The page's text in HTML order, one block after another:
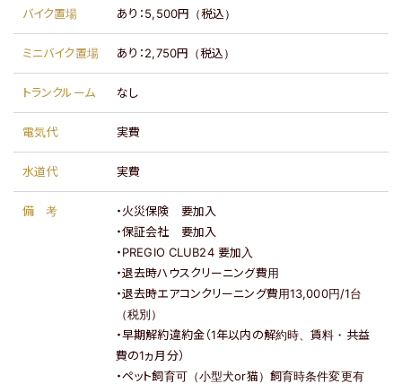
バイク置場 あり：5,500円（税込）
ミニバイク置場 あり：2,750円（税込）
トランクルーム なし
電気代 実費
水道代 実費
備考
・火災保険 要加入
・保証会社 要加入
・PREGIO CLUB24 要加入
・退去時ハウスクリーニング費用
・退去時エアコンクリーニング費用13,000円/1台
（税別）
・早期解約違約金（1年以内の解約時、賃料・共益
費の1ヵ月分）
・ペット飼育可（小型犬or猫）飼育時条件変更有